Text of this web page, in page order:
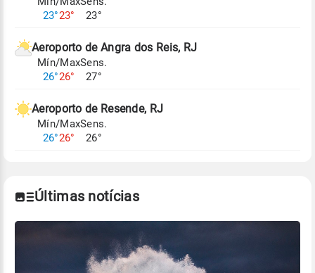
23°23°
23°
Aeroporto de Angra dos Reis, RJ
Mín/Max
26°26°
Sens.
27°
Aeroporto de Resende, RJ
Mín/Max
26°26°
Sens.
26°
Últimas notícias